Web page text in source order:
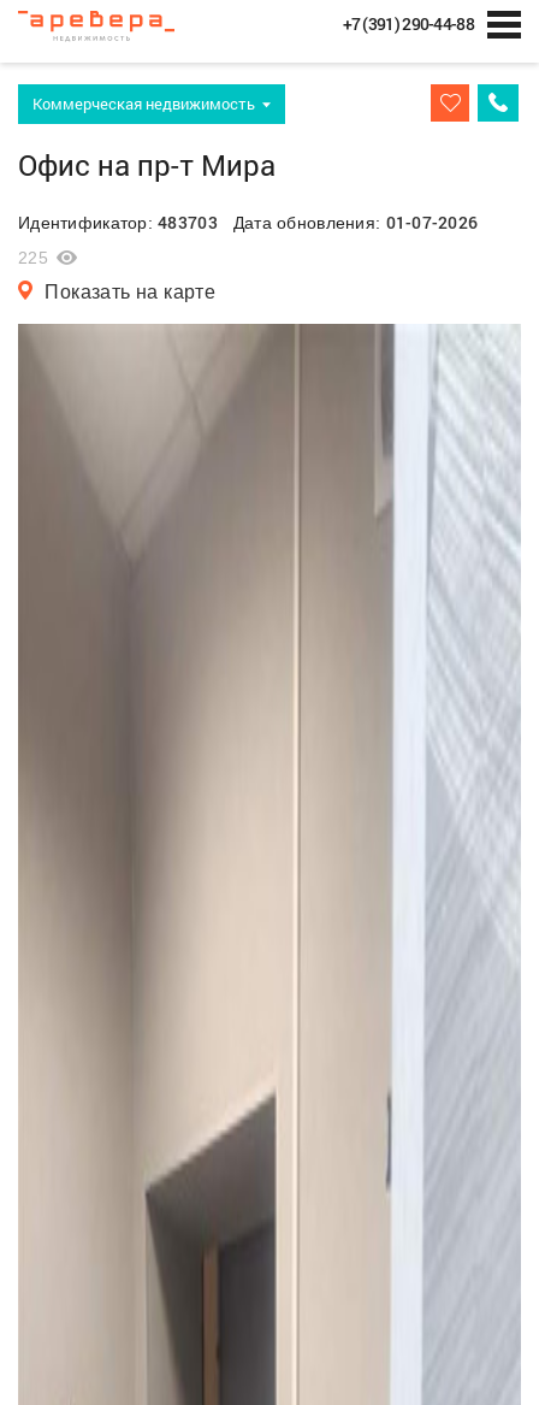
+7 (391) 290-44-88
Коммерческая недвижимость
Офис на пр-т Мира
Идентификатор:483703 Дата обновления: 01-07-2026
225
Показать на карте